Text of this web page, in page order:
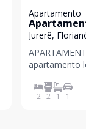
Apartamento
Jurerê,
apartamento
banheiros,
desfrutar da
2 2 1 1